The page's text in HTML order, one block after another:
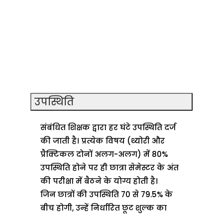
उपस्थिति
संबंधित शिक्षक द्वारा हर घंटे उपस्थिति दर्ज
की जाती है। प्रत्येक विषय (थ्योरी और
प्रैक्टिकल दोनों अलग-अलग) में 80%
उपस्थिति होने पर ही छात्रा सेमेस्टर के अंत
की परीक्षा में बैठने के योग्य होती है।
जिन छात्रों की उपस्थिति 70 से 79.5% के
बीच होगी, उन्हें निर्धारित छूट शुल्क का